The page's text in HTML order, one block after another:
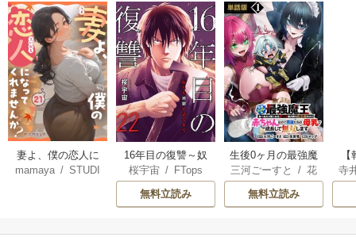
妻よ、僕の恋人に
なってくれません
mamaya /STUDI
16年目の復讐～奴
らを地獄に送るま
で
桜宇宙 / FTops
無料立読み
生後0ヶ月の最強魔
王 食べるだけ強
くなるチート能力
持ち転生者だけど
雄たちの母乳で成
三河ごーすと /花
房雪 / マップ
無料立読み
解
寺